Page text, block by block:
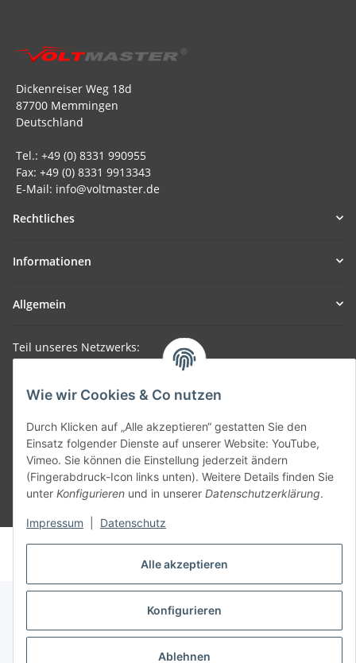
Alle akzeptieren
Konfigurieren
Ablehnen
Wie wir Cookies & Co nutzen
Durch Klicken auf „Alle akzeptieren“ gestatten Sie den
Einsatz folgender Dienste auf unserer Website: YouTube,
Vimeo. Sie können die Einstellung jederzeit ändern
(Fingerabdruck-Icon links unten). Weitere Details finden Sie
unter Konfigurieren und in unserer Datenschutzerklärung.
Impressum Datenschutz
Dickenreiser Weg 18d
87700 Memmingen
Deutschland
Tel.: +49 (0) 8331 990955
Fax: +49 (0) 8331 9913343
E-Mail: info@voltmaster.de
Rechtliches
Informationen
Allgemein
Teil unseres Netzwerks:
SmoliTec - Safety. Simplified. Worldwide. ( B2B Shop )
© voltmaster.de
Powered byJTL-Shop